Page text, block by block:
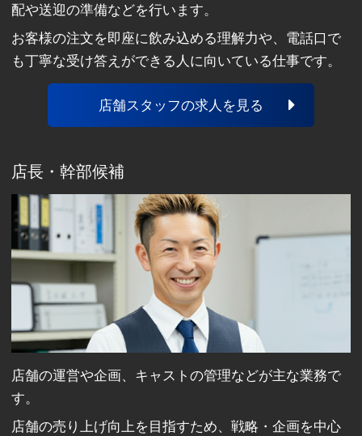
配や送迎の準備などを行います。
お客様の注文を即座に飲み込める理解力や、電話口で
も丁寧な受け答えができる人に向いている仕事です。
店舗スタッフの求人を見る
店長・幹部候補
店舗の運営や企画、キャストの管理などが主な業務で
す。
店舗の売り上げ向上を目指すため、戦略・企画を中心